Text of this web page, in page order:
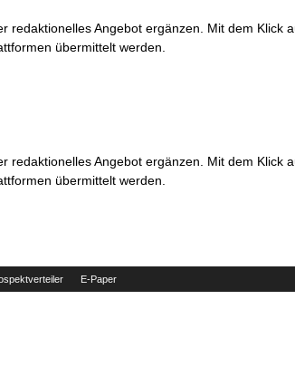
redaktionelles Angebot ergänzen. Mit dem
übermittelt werden.
redaktionelles Angebot ergänzen. Mit dem
übermittelt werden.
E-Paper